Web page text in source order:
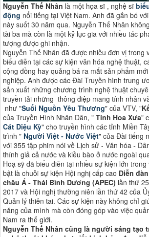
Nguyễn Thế Nhân là một họa sĩ , nghệ sĩ
động nổi tiếng tại Việt Nam. Anh đã gắn bó
này suốt 30 năm qua. Nguyễn Thế Nhân
tài ba mà còn là một kỷ lục gia với nhiều tác
tượng được ghi nhận.
Nguyễn Thế Nhân đã được nhiều đơn vị trong
biểu diễn tại các sự kiện văn hóa nghệ thuật,
cộng đồng hay quảng bá ra mắt sản phẩm
nghiệp. Anh được các Đài Truyền hình trung
sản xuất những chương trình nghệ thuật
truyền tải những thông điệp mang tính nhân
như "Suối Nguồn Yêu Thương" của VTV, "
của Truyền Hình Nhân Dân, " Tinh Hoa Xưa"
Cát Diệu Kỳ" cho truyền hình các tỉnh Miền
trình " Người Việt - Nước Việt" của Đài tiếng
với 355 tập phim nói về Lịch sử - Văn hóa -
thính giả cả nước và kiều bào ở nước ngoài
Hoạ sỹ đã biểu diễn tại nhiều sự kiện lớn
bật là chuỗi sự kiện Hội nghị cấp cao Diễn
châu Á - Thái Bình Dương (APEC) lần thứ
2017 và Hội nghị thường niên lần thứ 42 của
Quản lý thiên tai. Các sự kiện này không chỉ
năng của mình mà còn đóng góp vào việc
Nam ra thế giới​​.
Nguyễn Thế Nhân cũng là người sáng tạo